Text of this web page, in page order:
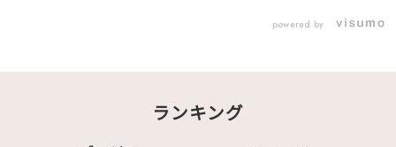
どの軽い運動にも◎
powered by
ランキング